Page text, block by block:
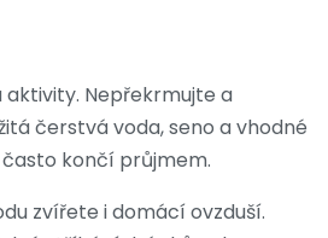
aktivity. Nepřekrmujte a
čerstvá voda, seno a vhodné
končí průjmem.
zvířete i domácí ovzduší.